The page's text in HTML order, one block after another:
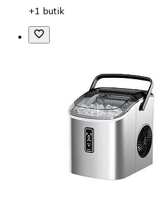
+1 butik